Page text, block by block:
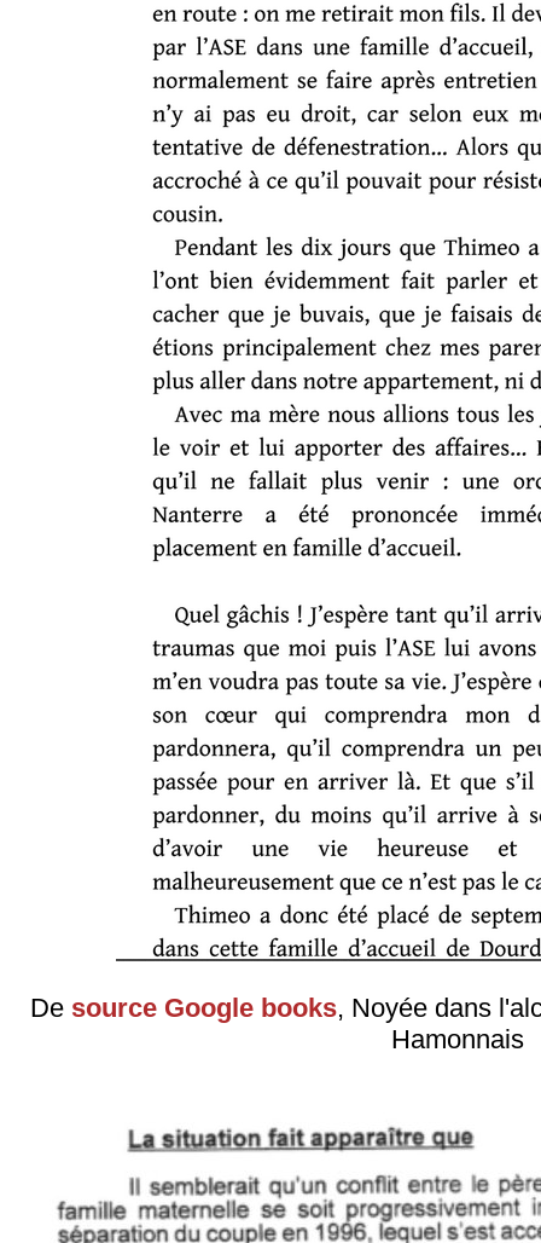
De source Google books, Noyée dans
Hamonnais